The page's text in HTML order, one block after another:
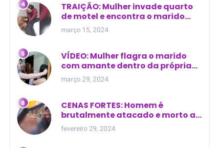
TRAIÇÃO: Mulher invade quarto
de motel e encontra o marido
com outra na cama
março 15, 2024
VÍDEO: Mulher flagra o marido
com amante dentro da própria
residência
março 29, 2024
CENAS FORTES: Homem é
brutalmente atacado e morto a
golpes de facão em joão lisboa
fevereiro 29, 2024